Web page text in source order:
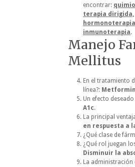
encontrar:
terapia dirigida,
inmunoterapia.
Manejo
Mellitus
En el tratamiento
línea?:
Un efecto
A1c.
La principal
en respuesta a
¿Qué clase de
¿Qué rol juegan
Disminuir la
La administración